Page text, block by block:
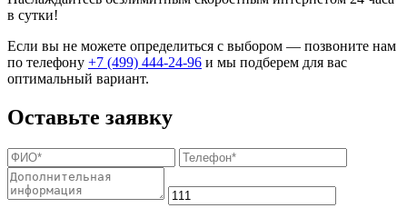
в сутки!
Если вы не можете определиться с выбором — позвоните нам
по телефону +7 (499) 444-24-96 и мы подберем для вас
оптимальный вариант.
Оставьте заявку